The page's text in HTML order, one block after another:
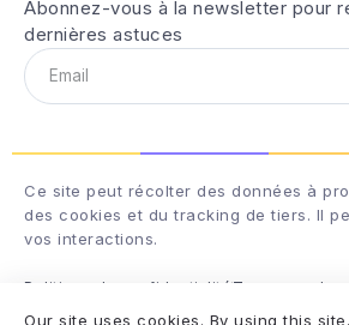
Abonnez-vous à la newsletter pour
dernières astuces
Ce site peut récolter des données à
des cookies et du tracking de tiers. Il
vos interactions.
Politique de confidentialité Termes and
Our site uses cookies. By using this